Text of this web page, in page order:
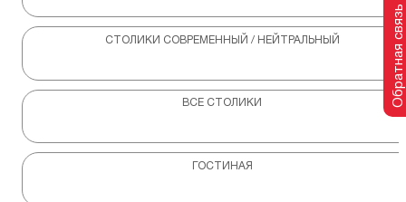
СТОЛИКИ СОВРЕМЕННЫЙ / НЕЙТРАЛЬНЫЙ
ВСЕ СТОЛИКИ
ГОСТИНАЯ
Обратная связь